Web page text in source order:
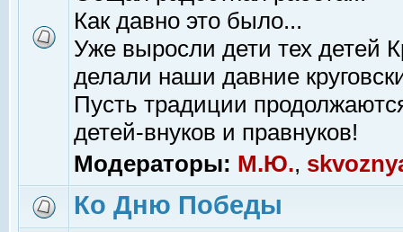
Как давно это было...
Уже выросли дети тех детей
делали наши давние
Пусть традиции
детей-внуков и правнуков!
Модераторы: М.Ю.,
Ко Дню Победы